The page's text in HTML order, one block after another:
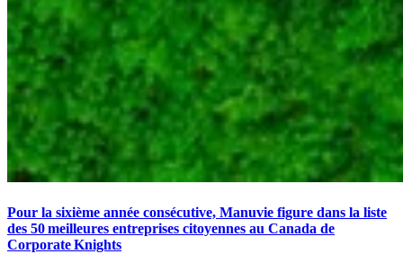
Pour la sixième année consécutive, Manuvie figure dans la liste
des 50 meilleures entreprises citoyennes au Canada de
Corporate Knights